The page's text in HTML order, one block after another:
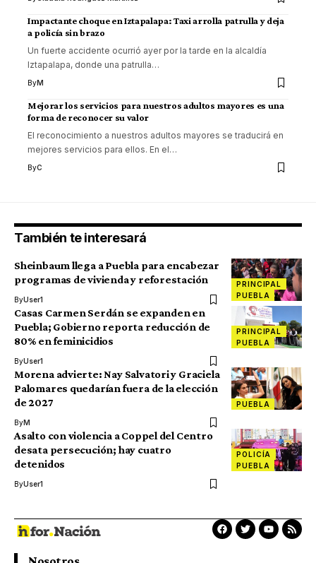
Impactante choque en Iztapalapa: Taxi arrolla patrulla y deja
a policía sin brazo
Un fuerte accidente ocurrió ayer por la tarde en la alcaldía
Iztapalapa, donde una patrulla…
ByM
Mejorar los servicios para nuestros adultos mayores es una
forma de reconocer su valor
El reconocimiento a nuestros adultos mayores se traducirá en
mejores servicios para ellos. En el…
ByC
También te interesará
PRINCIPAL
PUEBLA
Sheinbaum llega a Puebla para encabezar
programas de vivienda y reforestación
ByUser1
PRINCIPAL
PUEBLA
Casas Carmen Serdán se expanden en
Puebla; Gobierno reporta reducción de
80% en feminicidios
ByUser1
PUEBLA
Morena advierte: Nay Salvatori y Graciela
Palomares quedarían fuera de la elección
de 2027
ByM
POLICÍA
PUEBLA
Asalto con violencia a Coppel del Centro
desata persecución; hay cuatro
detenidos
ByUser1